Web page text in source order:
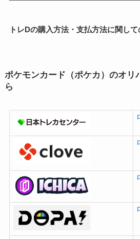
トレDの購入方法・支払方法に関し
ポケモンカード（ポケカ）のオリ
ら